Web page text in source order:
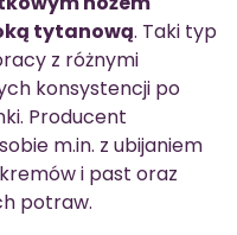
tytanową. Taki typ
z różnymi
konsystencji po
Producent
m.in. z ubijaniem
i past oraz
potraw.